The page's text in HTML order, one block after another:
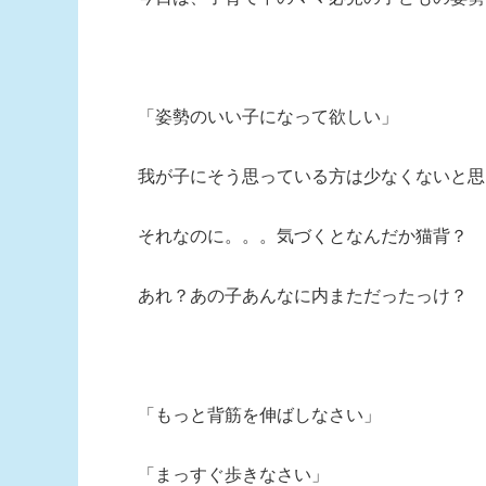
「姿勢のいい子になって欲しい」
我が子にそう思っている方は少なくないと
それなのに。。。気づくとなんだか猫背？
あれ？あの子あんなに内まただったっけ？
「もっと背筋を伸ばしなさい」
「まっすぐ歩きなさい」